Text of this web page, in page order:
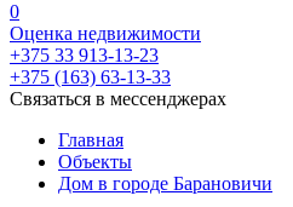
0
Оценка недвижимости
+375 33 913-13-23
+375 (163) 63-13-33
Связаться в мессенджерах
Главная
Объекты
Дом в городе Барановичи